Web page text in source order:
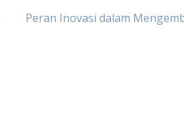
Peran Inovasi dalam